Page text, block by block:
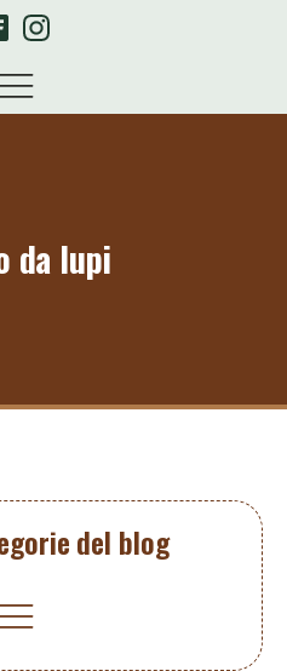
da lupi
del blog